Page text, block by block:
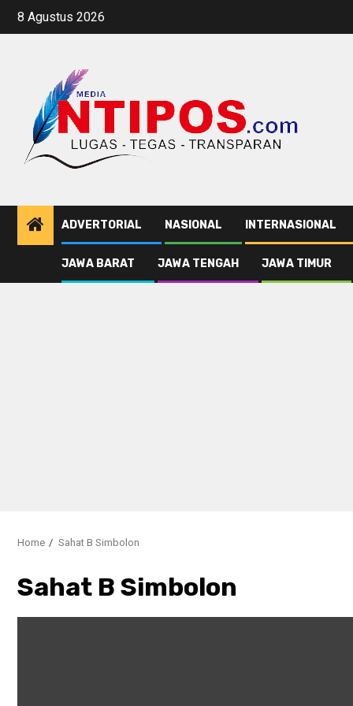
Skip
8 Agustus 2026
ADVERTORIAL NASIONAL INTERNASIONAL
JAWA BARAT JAWA TENGAH JAWA TIMUR
Home Sahat B Simbolon
Sahat B Simbolon